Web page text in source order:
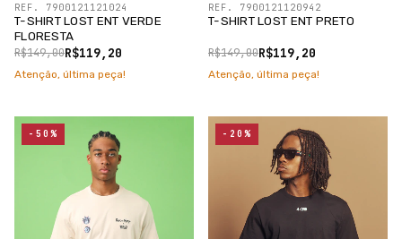
T-SHIRT LOST ENT VERDE
FLORESTA
R$119,20
R$149,00
REF. 7900121121024
Atenção, última peça!
T-SHIRT LOST ENT PRETO
R$119,20
R$149,00
REF. 7900121120942
Atenção, última peça!
-50% -20%